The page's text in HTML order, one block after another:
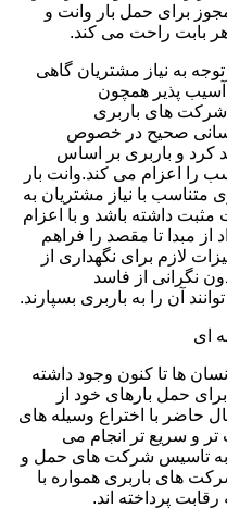
برای حمل بار وانت و
بابت راحت می کند.
به نیاز مشتریان گاهی
پذیر همچون
شرکت های باربری
رسانی صحیح در خصوص
کرد و باربری بر اساس
را اعزام می کند.وانت بار
متناسب با نیاز مشتریان به
مثبت داشته باشد و با اعزام
از مبدا تا مقصد را فراهم
لازم برای نگهداری از
نگرانی از فاسد
آن را به باربری بسپارند.
ای
ها تا کنون وجود داشته
حمل بارهای خود از
حاضر با اختراع وسیله های
و سریع تر انجام می
به تاسیس شرکت های حمل و
های باربری همواره با
پرداخته اند.